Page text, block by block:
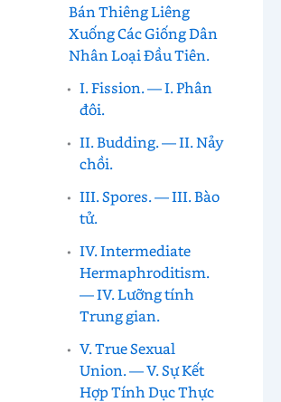
Bán Thiêng Liêng
Xuống Các Giống Dân
Nhân Loại Đầu Tiên.
I. Fission. — I. Phân
đôi.
II. Budding. — II. Nảy
chồi.
III. Spores. — III. Bào
tử.
IV. Intermediate
Hermaphroditism.
— IV. Lưỡng tính
Trung gian.
V. True Sexual
Union. — V. Sự Kết
Hợp Tính Dục Thực